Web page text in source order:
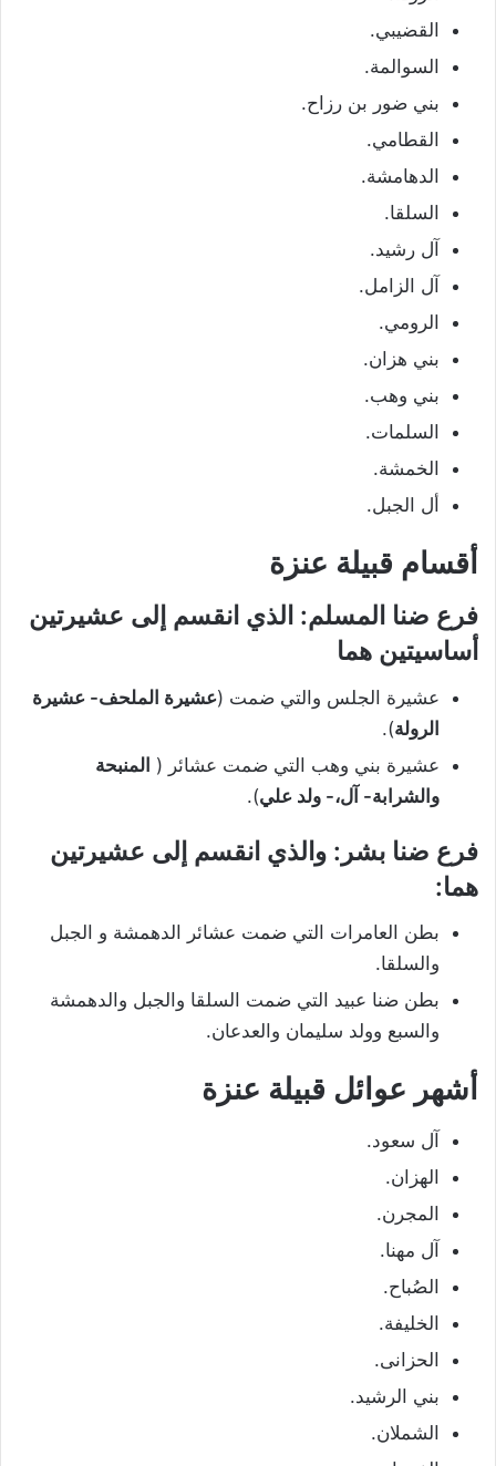
القضيبي.
السوالمة.
بني ضور بن رزاح.
القطامي.
الدهامشة.
السلقا.
آل رشيد.
آل الزامل.
الرومي.
بني هزان.
بني وهب.
السلمات.
الخمشة.
أل الجبل.
أقسام قبيلة عنزة
فرع ضنا المسلم: الذي انقسم إلى عشيرتين
أساسيتين هما
عشيرة الجلس والتي ضمت (عشيرة الملحف- عشيرة
الرولة).
عشيرة بني وهب التي ضمت عشائر ( المنبحة
والشرابة- آل،- ولد علي).
فرع ضنا بشر: والذي انقسم إلى عشيرتين
هما:
بطن العامرات التي ضمت عشائر الدهمشة و الجبل
والسلقا.
بطن ضنا عبيد التي ضمت السلقا والجبل والدهمشة
والسبع وولد سليمان والعدعان.
أشهر عوائل قبيلة عنزة
آل سعود.
الهزان.
المجرن.
آل مهنا.
الصُباح.
الخليفة.
الحزانى.
بني الرشيد.
الشملان.